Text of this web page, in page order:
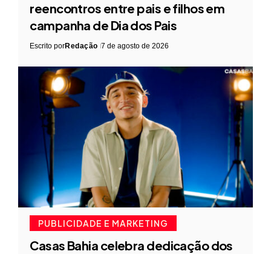
reencontros entre pais e filhos em
campanha de Dia dos Pais
Escrito porRedação 7 de agosto de 2026
PUBLICIDADE E MARKETING
Casas Bahia celebra dedicação dos